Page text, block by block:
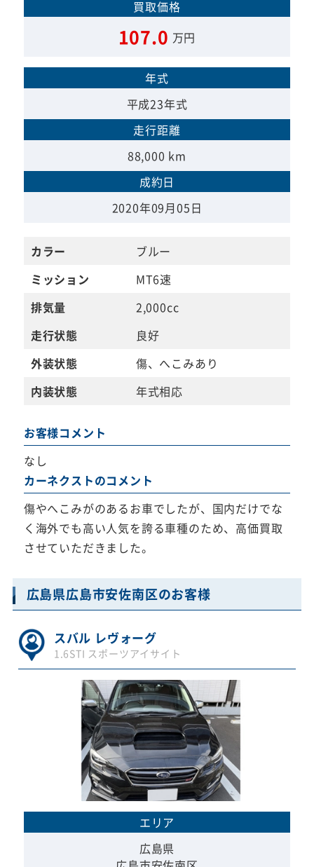
買取価格
107.0 万円
年式
平成23年式
走行距離
88,000 km
成約日
2020年09月05日
カラー
ブルー
ミッション
MT6速
排気量
2,000cc
走行状態
良好
外装状態
傷、へこみあり
内装状態
年式相応
お客様コメント
なし
カーネクストのコメント
傷やへこみがのあるお車でしたが、国内だけでな
く海外でも高い人気を誇る車種のため、高価買取
させていただきました。
広島県広島市安佐南区のお客様
スバル レヴォーグ
1.6STI スポーツアイサイト
エリア
広島県